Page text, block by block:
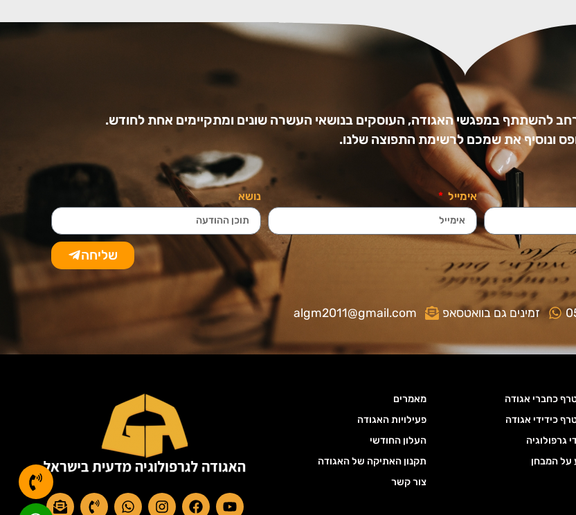
להשתתף במפגשי האגודה, העוסקים בנושאי העשרה שונים ומתקיימים אחת לחודש.
ונוסיף את שמכם לרשימת התפוצה שלנו.
אימייל נושא
שליחה
זמינים גם בוואטסאפ algm2011@gmail.com
כחברי אגודה
כידידי אגודה
גרפולוגיה
על המבחן
מאמרים
פעילויות האגודה
העלון החודשי
תקנון האתיקה של האגודה
צור קשר